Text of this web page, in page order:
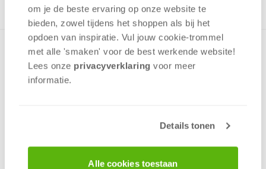
om je de beste ervaring op onze website te
bieden, zowel tijdens het shoppen als bij het
opdoen van inspiratie. Vul jouw cookie-trommel
met alle 'smaken' voor de best werkende website​!
Lees onze privacyverklaring voor meer
informatie.
Details tonen
Alle cookies toestaan
Driedubbel plezier! Niet één, maar twee puzzels in een doos
en ook nog 24 memorycards met afbeeldingen van Minnie
Mouse.De puzzels hebben verschillende afmetingen en een